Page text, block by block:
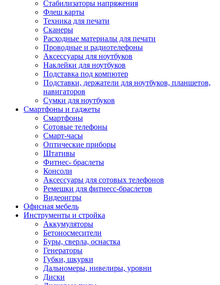
Стабилизаторы напряжения
Флеш карты
Техника для печати
Сканеры
Расходные материалы для печати
Проводные и радиотелефоны
Аксессуары для ноутбуков
Наклейки для ноутбуков
Подставка под компютер
Подставки, держатели для ноутбуков, планшетов,
навигаторов
Сумки для ноутбуков
Смартфоны и гаджеты
Смартфоны
Сотовые телефоны
Смарт-часы
Оптические приборы
Штативы
Фитнес- браслеты
Консоли
Аксессуары для сотовых телефонов
Ремешки для фитнесс-браслетов
Видеоигры
Офисная мебель
Инструменты и стройка
Аккумуляторы
Бетоносмесители
Буры, сверла, оснастка
Генераторы
Губки, шкурки
Дальномеры, нивелиры, уровни
Диски